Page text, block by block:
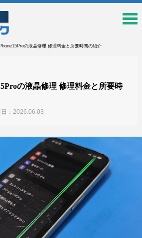
の液晶修理 修理料金と所要時間の紹介
の液晶修理 修理料金と所要時
：2026.06.03